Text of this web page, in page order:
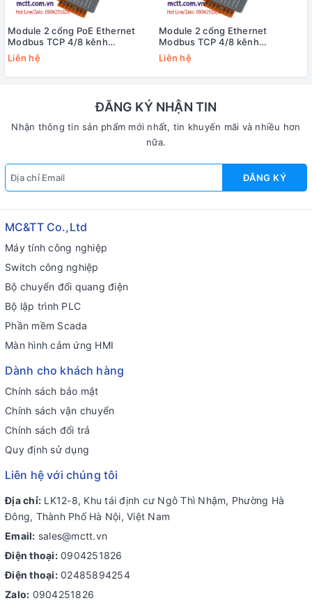
Module 2 cổng PoE Ethernet
Modbus TCP 4/8 kênh
Counter/Frequency/Encoder +4
kênh DO ICP DAS PET-7284 CR
Liên hệ
Module 2 cổng Ethernet
Modbus TCP 4/8 kênh
Counter/Frequency/Encoder +4
kênh DO ICP DAS ET-7284 CR
Liên hệ
ĐĂNG KÝ NHẬN TIN
Nhận thông tin sản phẩm mới nhất, tin khuyến mãi và nhiều hơn
nữa.
ĐĂNG KÝ
MC&TT Co.,Ltd
Máy tính công nghiệp
Switch công nghiệp
Bộ chuyển đổi quang điện
Bộ lập trình PLC
Phần mềm Scada
Màn hình cảm ứng HMI
Dành cho khách hàng
Chính sách bảo mật
Chính sách vận chuyển
Chính sách đổi trả
Quy định sử dụng
Liên hệ với chúng tôi
Địa chỉ: LK12-8, Khu tái định cư Ngô Thì Nhậm, Phường Hà
Đông, Thành Phố Hà Nội, Việt Nam
Email: sales@mctt.vn
Điện thoại: 0904251826
Điện thoại: 02485894254
Zalo: 0904251826